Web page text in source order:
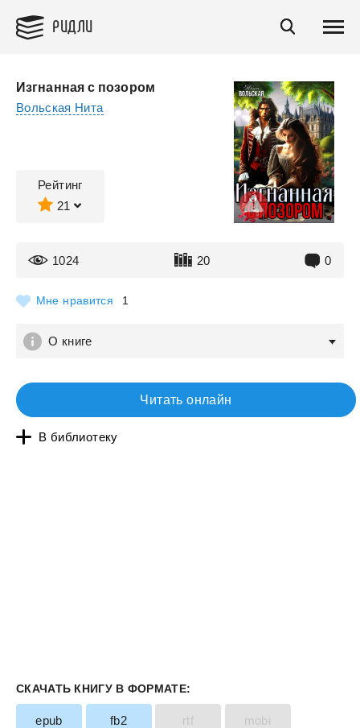
РИДЛИ
Изгнанная с позором
Вольская Нита
Рейтинг
21
1024 20 0
Мне нравится 1
О книге
Читать онлайн
В библиотеку
СКАЧАТЬ КНИГУ В ФОРМАТЕ:
epub fb2 rtf mobi